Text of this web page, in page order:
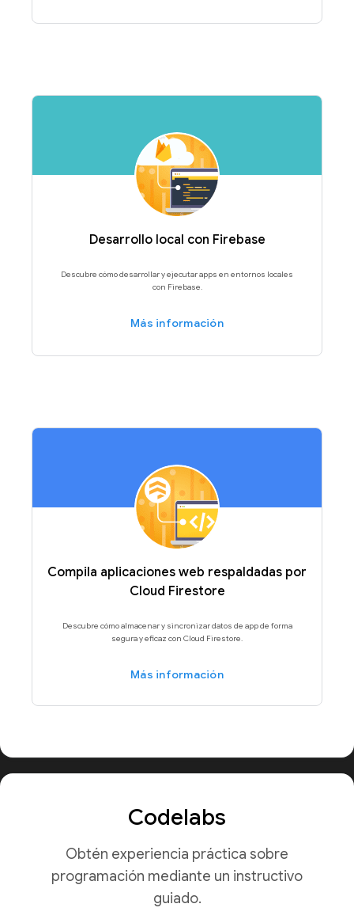
Desarrollo local con Firebase
Descubre cómo desarrollar y ejecutar apps en entornos locales
con Firebase.
Más información
Compila aplicaciones web respaldadas por
Cloud Firestore
Descubre cómo almacenar y sincronizar datos de app de forma
segura y eficaz con Cloud Firestore.
Más información
Codelabs
Obtén experiencia práctica sobre
programación mediante un instructivo
guiado.